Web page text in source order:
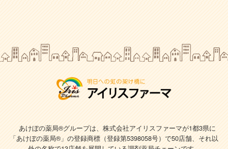
あけぼの薬局®グループは、株式会社アイリスファーマが1都3県に
「あけぼの薬局®」の登録商標（登録第5398058号）で50店舗、それ以